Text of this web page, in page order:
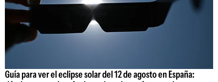
Guía para ver el eclipse solar del 12 de agosto en España: